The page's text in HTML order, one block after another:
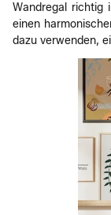
Wandregal richtig
einen
dazu verwenden,